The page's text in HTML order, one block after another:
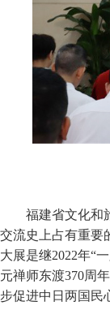
福建省文化和
交流史上占有重要
大展是继2022年“
元禅师东渡370周
步促进中日两国民